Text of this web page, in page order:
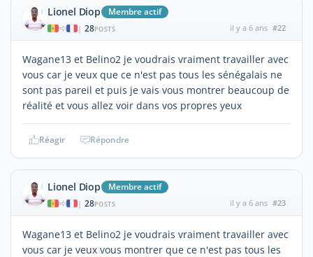
Lionel Diop Membre actif
| 28POSTS il y a 6 ans #22
Wagane13 et Belino2 je voudrais vraiment travailler avec
vous car je veux que ce n'est pas tous les sénégalais ne
sont pas pareil et puis je vais vous montrer beaucoup de
réalité et vous allez voir dans vos propres yeux
Réagir Répondre
Lionel Diop Membre actif
| 28POSTS il y a 6 ans #23
Wagane13 et Belino2 je voudrais vraiment travailler avec
vous car je veux vous montrer que ce n'est pas tous les